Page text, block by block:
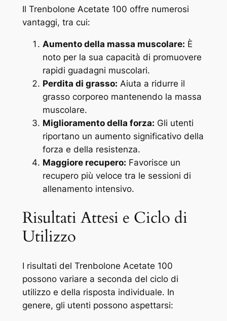
Il Trenbolone Acetate 100 offre numerosi
vantaggi, tra cui:
Aumento della massa muscolare: È
noto per la sua capacità di promuovere
rapidi guadagni muscolari.
Perdita di grasso: Aiuta a ridurre il
grasso corporeo mantenendo la massa
muscolare.
Miglioramento della forza: Gli utenti
riportano un aumento significativo della
forza e della resistenza.
Maggiore recupero: Favorisce un
recupero più veloce tra le sessioni di
allenamento intensivo.
Risultati Attesi e Ciclo di
Utilizzo
I risultati del Trenbolone Acetate 100
possono variare a seconda del ciclo di
utilizzo e della risposta individuale. In
genere, gli utenti possono aspettarsi: